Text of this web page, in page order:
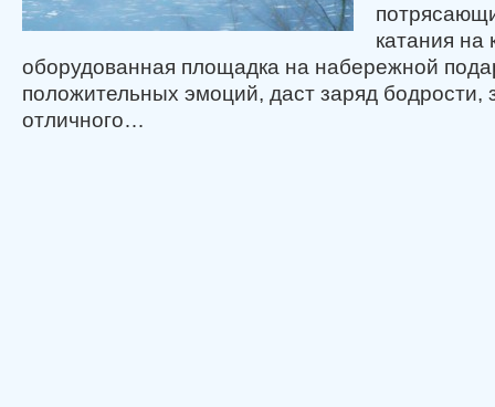
катания на
оборудованная площадка на набережной
положительных эмоций, даст заряд бодрости,
отличного…